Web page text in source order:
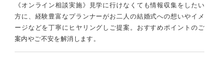
《オンライン相談実施》見学に行けなくても情報収集をしたい
方に、経験豊富なプランナーがお二人の結婚式への想いやイメ
ージなどを丁寧にヒヤリングしご提案。おすすめポイントのご
案内やご不安を解消します。